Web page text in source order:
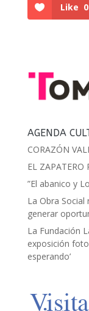
Like 0
AGENDA
CORAZÓN
EL ZAPATERO
”El abanico y
La Obra Social
generar
La Fundación
exposición
esperando’